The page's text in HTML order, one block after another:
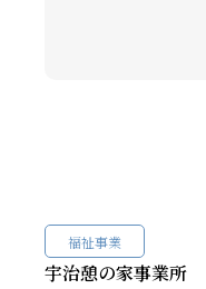
福祉事業
宇治憩の家事業所